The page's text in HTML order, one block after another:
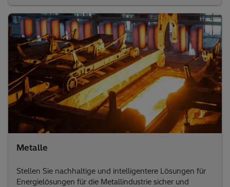
Metalle
Stellen Sie nachhaltige und intelligentere Lösungen für
Energielösungen für die Metallindustrie sicher und